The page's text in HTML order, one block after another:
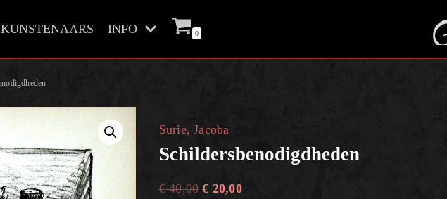
KUNSTENAARS INFO 0
Surie, Jacoba
Schildersbenodigdheden
€40,00 € 20,00